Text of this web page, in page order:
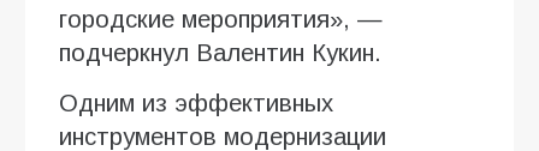
городские мероприятия», —
подчеркнул Валентин Кукин.
Одним из эффективных
инструментов модернизации